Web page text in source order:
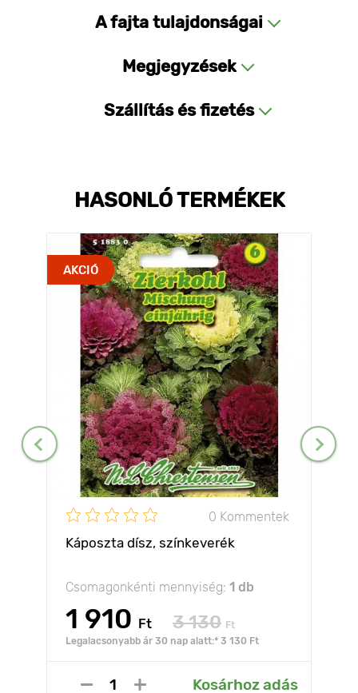
A fajta tulajdonságai
Megjegyzések
Szállítás és fizetés
HASONLÓ TERMÉKEK
AKCIÓ
0 Kommentek
Káposzta dísz, színkeverék
Csomagonkénti mennyiség: 1 db
1 910 Ft 3 130 Ft
Legalacsonyabb ár 30 nap alatt:* 3 130 Ft
Kosárhoz adás